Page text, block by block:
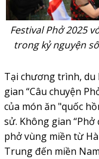
Festival Phở 2025
trong kỷ nguyện
Tại chương trình,
gian “Câu chuyện
của món ăn "quốc
sử. Không gian
phở vùng miền từ
Trung đến miền